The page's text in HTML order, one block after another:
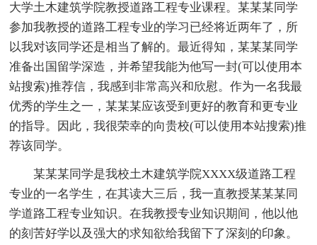
大学土木建筑学院教授道路工程专业课程。某某某同学
参加我教授的道路工程专业的学习已经将近两年了，所
以我对该同学还是相当了解的。最近得知，某某某同学
准备出国留学深造，并希望我能为他写一封(可以使用本
站搜索)推荐信，我感到非常高兴和欣慰。作为一名我最
优秀的学生之一，某某某应该受到更好的教育和更专业
的指导。因此，我很荣幸的向贵校(可以使用本站搜索)推
荐该同学。
某某某同学是我校土木建筑学院XXXX级道路工程
专业的一名学生，在其读大三后，我一直教授某某某同
学道路工程专业知识。在我教授专业知识期间，他以他
的刻苦好学以及强大的求知欲给我留下了深刻的印象。